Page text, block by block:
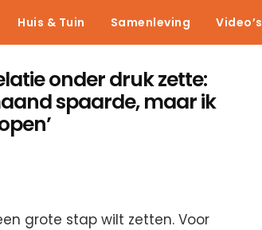
Huis & Tuin Samenleving Video’s
onder druk zette:
spaarde, maar ik
grote stap wilt zetten. Voor